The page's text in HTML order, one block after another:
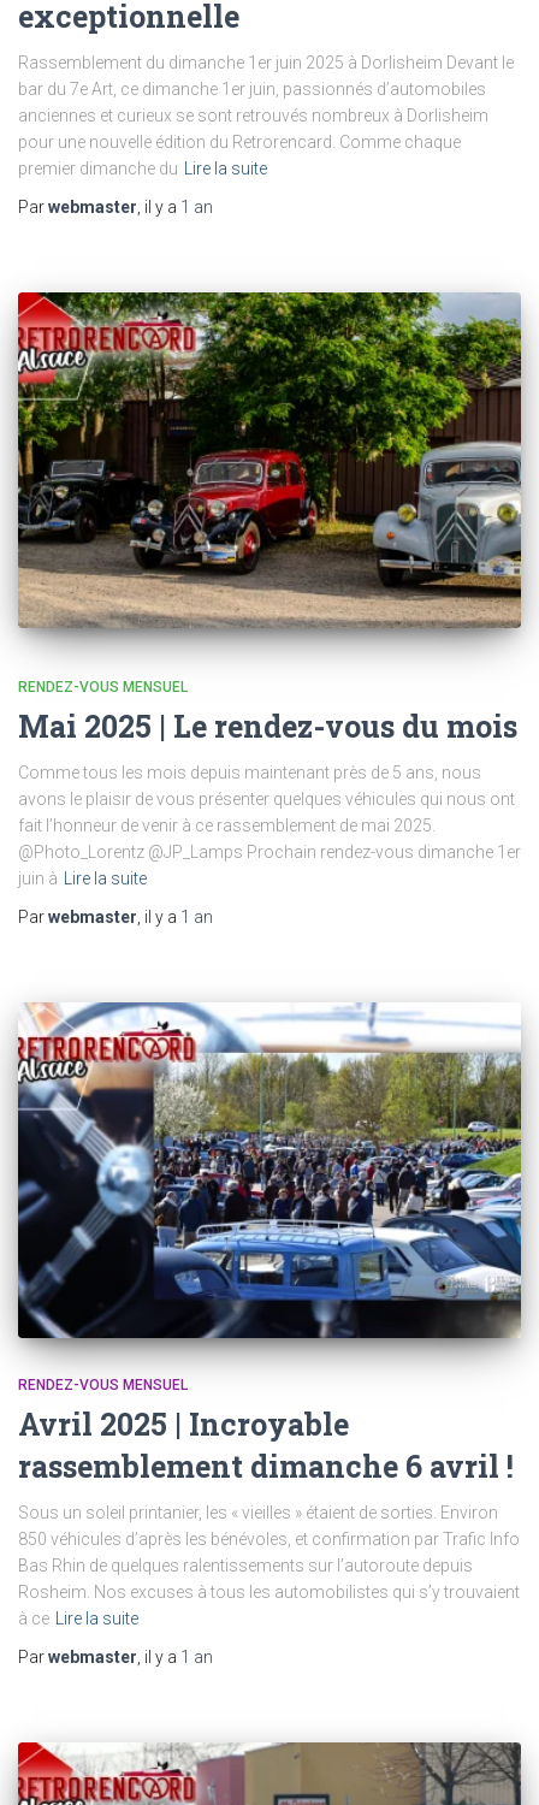
exceptionnelle
Rassemblement du dimanche 1er juin 2025 à Dorlisheim Devant le
bar du 7e Art, ce dimanche 1er juin, passionnés d’automobiles
anciennes et curieux se sont retrouvés nombreux à Dorlisheim
pour une nouvelle édition du Retrorencard. Comme chaque
premier dimanche du
Lire la suite
Parwebmaster , il y a 1 an
RENDEZ-VOUS MENSUEL
Mai 2025 | Le rendez-vous du mois
Comme tous les mois depuis maintenant près de 5 ans, nous
avons le plaisir de vous présenter quelques véhicules qui nous ont
fait l’honneur de venir à ce rassemblement de mai 2025.
@Photo_Lorentz @JP_Lamps Prochain rendez-vous dimanche 1er
juin à
Lire la suite
Parwebmaster , il y a 1 an
RENDEZ-VOUS MENSUEL
Avril 2025 | Incroyable
rassemblement dimanche 6 avril !
Sous un soleil printanier, les « vieilles » étaient de sorties. Environ
850 véhicules d’après les bénévoles, et confirmation par Trafic Info
Bas Rhin de quelques ralentissements sur l’autoroute depuis
Rosheim. Nos excuses à tous les automobilistes qui s’y trouvaient
à ce
Lire la suite
Parwebmaster , il y a 1 an